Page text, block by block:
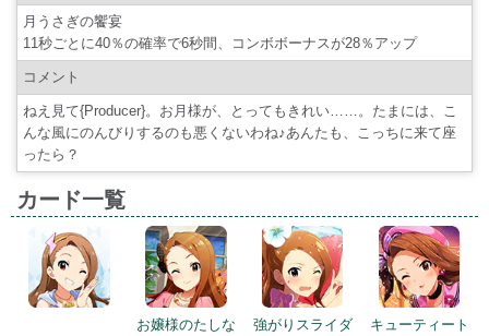
ねえ見て{Producer}。お月様が、とってもきれい……。たまには、こ
んな風にのんびりするのも悪くないわね♪あんたも、こっちに来て座
ったら？
カード一覧
お嬢様のたしな
み
強がりスライダ
ー
キューティート
リック♪